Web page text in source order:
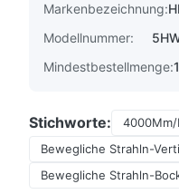
Markenbezeichnung:
Modellnummer:
Mindestbestellmenge:1
Stichworte:
Bewegliche Strahln-
Bewegliche Strahln-